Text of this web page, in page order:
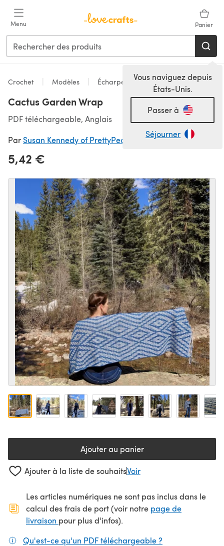
Menu Panier
Vous naviguez depuis
États-Unis.
Passer à
Séjourner
Crochet Modèles Écharpes & Châles
Cactus Garden Wrap
PDF téléchargeable, Anglais
Par Susan Kennedy of PrettyPeaceful
5,42 €
Ajouter au panier
Ajouter à la liste de souhaitsVoir
Les articles numériques ne sont pas inclus dans le
calcul des frais de port (voir notre page de
livraison (s'ouvre dans un nouvel onglet)
pour plus d'infos).
Qu'est-ce qu'un PDF téléchargeable ?